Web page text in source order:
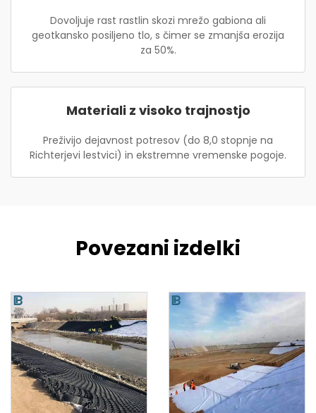
Dovoljuje rast rastlin skozi mrežo gabiona ali
geotkansko posiljeno tlo, s čimer se zmanjša erozija
za 50%.
Materiali z visoko trajnostjo
Preživijo dejavnost potresov (do 8,0 stopnje na
Richterjevi lestvici) in ekstremne vremenske pogoje.
Povezani izdelki